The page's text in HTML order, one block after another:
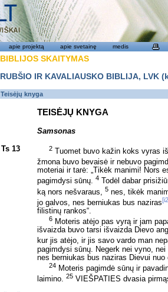
apie projektą apie svetainę medis
BIBLIJOS SKAITYMAS
RUBŠIO IR KAVALIAUSKO BIBLIJA,
Teisėjų knyga
TEISĖJŲ KNYGA
Samsonas
Ts 13 2 Tuomet buvo kažin koks vyras
žmona buvo bevaisė ir nebuvo
moteriai ir tarė: „Tikėk manimi! Nors
pagimdysi sūnų. 4 Todėl dabar
ką nors nešvaraus, 5 nes, tikėk
jo galvos, nes berniukas bus naziras
filistinų rankos“.
6 Moteris atėjo pas vyrą ir jam
išvaizda buvo tarsi išvaizda Dievo
kur jis atėjo, ir jis savo vardo man
pagimdysi sūnų. Negerk nei vyno,
nes berniukas bus naziras Dievui
24 Moteris pagimdė sūnų ir
laimino. 25 VIEŠPATIES dvasia